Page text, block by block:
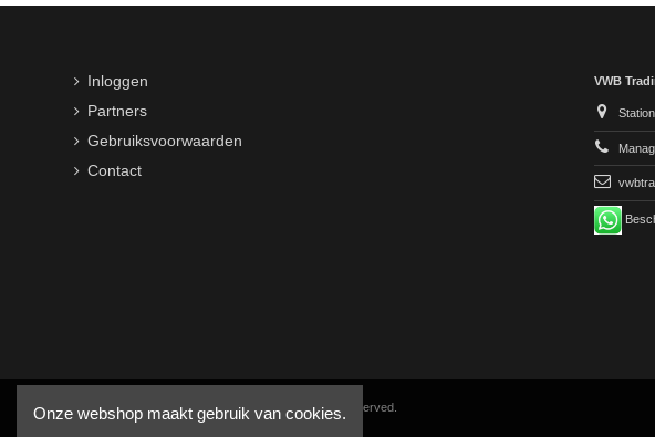
Inloggen
Partners
Gebruiksvoorwaarden
Contact
VWB
Copyright © 2016-2026 VWB Trading BV. All rights reserved.
Onze webshop maakt gebruik van cookies.